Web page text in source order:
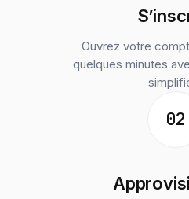
Ouvrez votre
quelques minutes
02